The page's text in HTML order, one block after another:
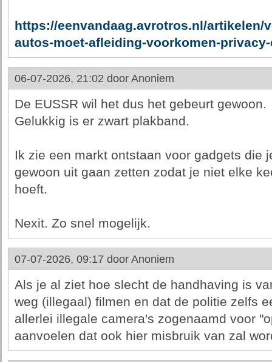
https://eenvandaag.avrotros.nl/artikelen/
autos-moet-afleiding-voorkomen-
06-07-2026, 21:02 door Anoniem
De EUSSR wil het dus het gebeurt gewoon.
Gelukkig is er zwart plakband.
Ik zie een markt ontstaan voor gadgets die
gewoon uit gaan zetten zodat je niet elke
hoeft.
Nexit. Zo snel mogelijk.
07-07-2026, 09:17 door Anoniem
Als je al ziet hoe slecht de handhaving is
weg (illegaal) filmen en dat de politie zelfs
allerlei illegale camera's zogenaamd voor
aanvoelen dat ook hier misbruik van zal